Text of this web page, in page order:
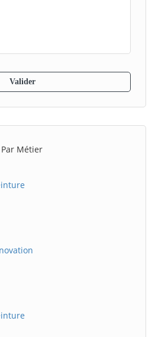
Métier